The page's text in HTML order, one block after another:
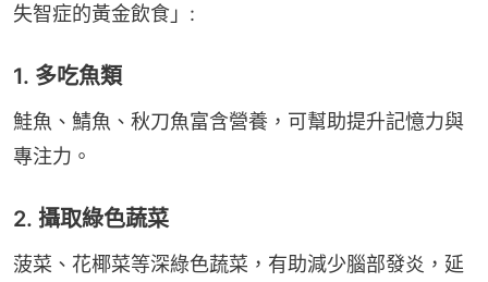
失智症的黃金飲食」:
1. 多吃魚類
鮭魚、鯖魚、秋刀魚富含營養，可幫助提升記憶力與
專注力。
2. 攝取綠色蔬菜
菠菜、花椰菜等深綠色蔬菜，有助減少腦部發炎，延